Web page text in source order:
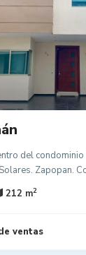
del
Zapopan.
212 m2
ventas